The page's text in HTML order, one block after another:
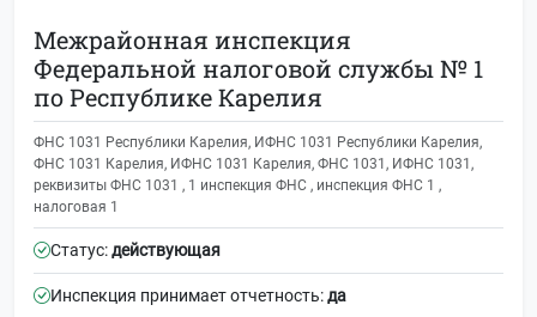
Межрайонная инспекция
Федеральной налоговой службы № 1
по Республике Карелия
ФНС 1031 Республики Карелия, ИФНС 1031 Республики Карелия,
ФНС 1031 Карелия, ИФНС 1031 Карелия, ФНС 1031, ИФНС 1031,
реквизиты ФНС 1031 , 1 инспекция ФНС , инспекция ФНС 1 ,
налоговая 1
Статус:действующая
Инспекция принимает отчетность:да